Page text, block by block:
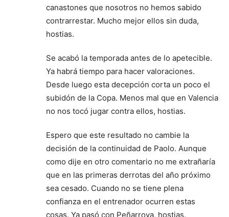
canastones que nosotros no hemos sabido
contrarrestar. Mucho mejor ellos sin duda,
hostias.
Se acabó la temporada antes de lo apetecible.
Ya habrá tiempo para hacer valoraciones.
Desde luego esta decepción corta un poco el
subidón de la Copa. Menos mal que en Valencia
no nos tocó jugar contra ellos, hostias.
Espero que este resultado no cambie la
decisión de la continuidad de Paolo. Aunque
como dije en otro comentario no me extrañaría
que en las primeras derrotas del año próximo
sea cesado. Cuando no se tiene plena
confianza en el entrenador ocurren estas
cosas. Ya pasó con Peñarroya, hostias.